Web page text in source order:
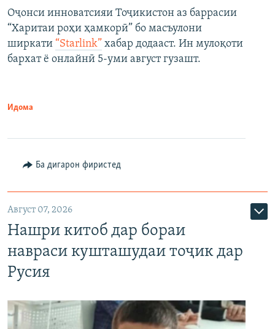
Оҷонси инноватсияи Тоҷикистон аз баррасии
“Харитаи роҳи ҳамкорӣ” бо масъулони
ширкати “Starlink” хабар додааст. Ин мулоқоти
бархат ё онлайнӣ 5-уми август гузашт.
Идома
Ба дигарон фиристед
Август 07, 2026
Нашри китоб дар бораи
навраси кушташудаи тоҷик дар
Русия